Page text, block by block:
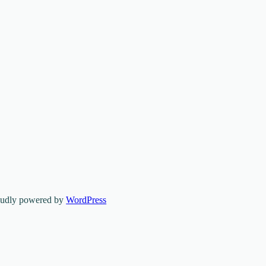
powered byWordPress